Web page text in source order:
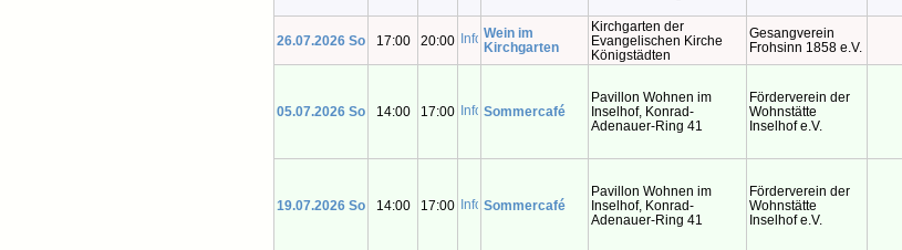
26.07.2026 So 17:00 20:00
Wein im
Kirchgarten
Kirchgarten der
Evangelischen Kirche
Königstädten
Gesangverein
Frohsinn 1858 e.V.
05.07.2026 So 14:00 17:00 Sommercafé
Pavillon Wohnen im
Inselhof, Konrad-
Adenauer-Ring 41
Förderverein der
Wohnstätte
Inselhof e.V.
19.07.2026 So 14:00 17:00 Sommercafé
Pavillon Wohnen im
Inselhof, Konrad-
Adenauer-Ring 41
Förderverein der
Wohnstätte
Inselhof e.V.